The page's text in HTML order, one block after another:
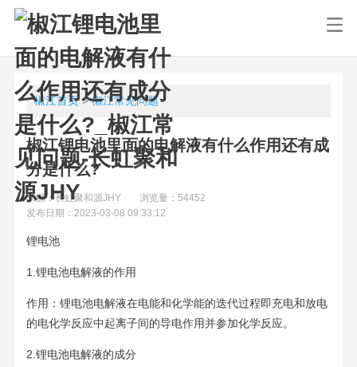
椒江首页>椒江常见问题
椒江锂电池里面的电解液有什么作用还有成
分是什么?
来源：长虹聚和源JHY
浏览量：54452
发布日期：2023-03-08 09:33:12
锂电池
1.锂电池电解液的作用
作用：锂电池电解液在电能和化学能的迭代过程即充电和放电
的电化学反应中起离子间的导电作用并参加化学反应。
2.锂电池电解液的成分